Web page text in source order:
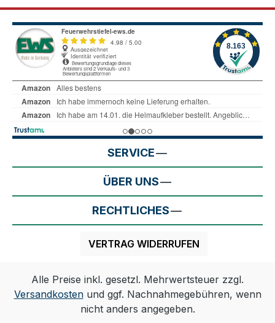
SERVICE
ÜBER UNS
RECHTLICHES
VERTRAG WIDERRUFEN
Alle Preise inkl. gesetzl. Mehrwertsteuer zzgl.
Versandkostenund ggf. Nachnahmegebühren, wenn
nicht anders angegeben.